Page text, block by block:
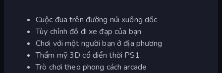
Cuộc đua trên đường núi xuống dốc
Tùy chỉnh đồ đi xe đạp của bạn
Chơi với một người bạn ở địa phương
Thẩm mỹ 3D cổ điển thời PS1
Trò chơi theo phong cách arcade